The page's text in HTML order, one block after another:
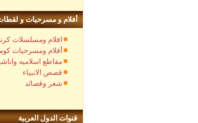
فلام و مسرحيات و
افلام ومسلسلات
أفلام ومسرحيات
مقاطع اسلاميه
قصص الانبياء
شعر وقصائد
قنوات الدول العربية